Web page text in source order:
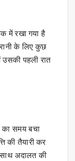
में रखा गया है
के लिए कुछ
उसकी पहली रात
का समय बचा
की तैयारी कर
साथ अदालत की